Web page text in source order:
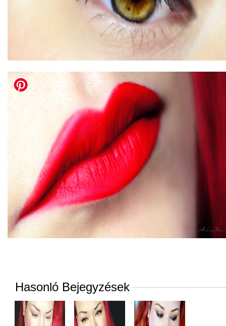
Hasonló Bejegyzések